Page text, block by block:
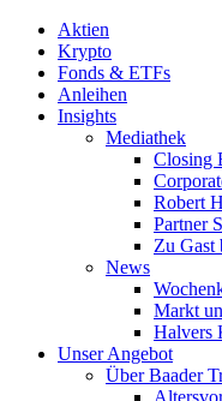
Aktien
Krypto
Fonds & ETFs
Anleihen
Insights
Mediathek
Closing
Robert
Partner
Zu Gast
News
Markt
Halvers
Unser Angebot
Über Baader